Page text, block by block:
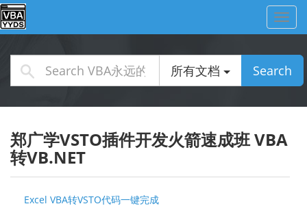
所有文档 Search
郑广学VSTO插件开发火箭速成班 VBA
转VB.NET
Excel VBA转VSTO代码一键完成